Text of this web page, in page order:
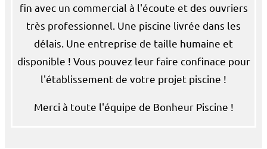
fin avec un commercial à l'écoute et des ouvriers
très professionnel. Une piscine livrée dans les
délais. Une entreprise de taille humaine et
disponible ! Vous pouvez leur faire confinace pour
l'établissement de votre projet piscine !
Merci à toute l'équipe de Bonheur Piscine !